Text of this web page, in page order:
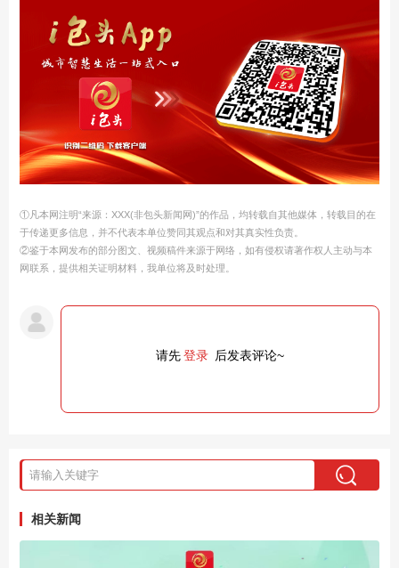
①凡本网注明“来源：XXX(非包头新闻网)”的作品，均转载自其他媒体，转载目的在
于传递更多信息，并不代表本单位赞同其观点和对其真实性负责。
②鉴于本网发布的部分图文、视频稿件来源于网络，如有侵权请著作权人主动与本
网联系，提供相关证明材料，我单位将及时处理。
请先登录 后发表评论~
相关新闻